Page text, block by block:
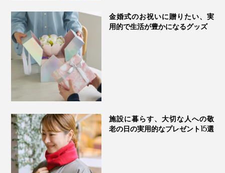
金婚式のお祝いに贈りたい、実
用的で生活が豊かになるグッズ
施設に暮らす、大切な人への敬
老の日の実用的なプレゼント15選